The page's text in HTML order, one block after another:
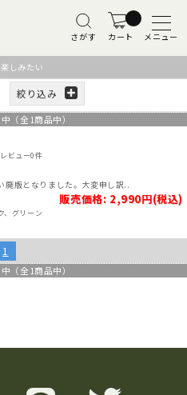
さがす カート メニュー
しみたい
絞り込み
（全 1商品中）
レビュー0件
廃版となりました。大変申し訳..
販売価格: 2,990円(税込)
、グリーン
1
（全 1商品中）